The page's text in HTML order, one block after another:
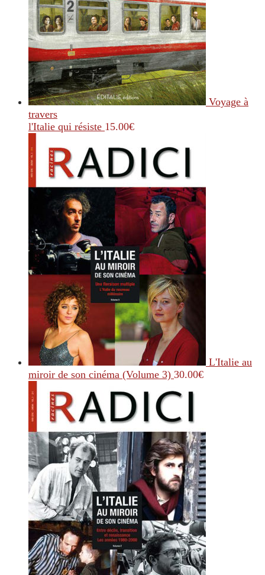
Voyage à
travers
l'Italie qui résiste 15.00€
L'Italie au
miroir de son cinéma (Volume 3) 30.00€